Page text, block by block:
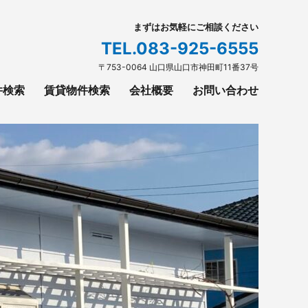
まずはお気軽にご相談ください
TEL.083-925-6555
〒753-0064 山口県山口市神田町11番37号
検索 賃貸物件検索 会社概要 お問い合わせ